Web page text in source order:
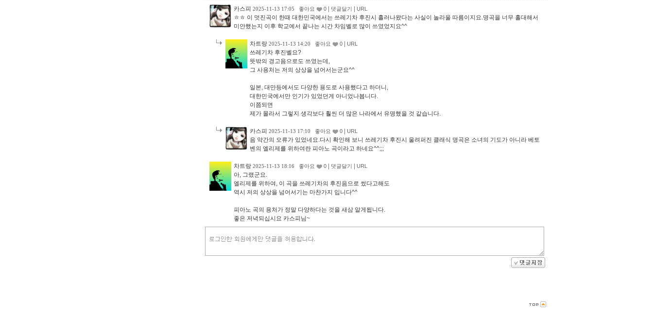
카스피 2025-11-13 17:05 좋아요 0 댓글달기 URL
ㅎㅎ 이 멋진곡이 한때 대한민국에서는 쓰레기차 후진시 흘러나왔다는 사실이 놀라울 따름이지요.명곡을 너무 홀대해서
미안했는지 이후 학교에서 끝나는 시간 차임벨로 많이 쓰였었지요^^
차트랑 2025-11-13 14:20 좋아요 0 URL
쓰레기차 후진벨요?
뜻밖의 경고음으로도 쓰였는데,
그 사용처는 저의 상상을 넘어서는군요^^
일본, 대만등에서도 다양한 용도로 사용했다고 하더니,
대한민국에서만 인기가 있었던게 아니었나봅니다.
이쯤되면
제가 몰라서 그렇지 생각보다 훨씬 더 많은 나라에서 유명했을 것 같습니다.
카스피 2025-11-13 17:10 좋아요 0 URL
음 약간의 오류가 있었네요.다시 확인해 보니 쓰레기차 후진시 울려퍼진 클래식 명곡은 소녀의 기도가 아니라 베토
벤의 엘리제를 위하여란 피아노 곡이라고 하네요^^;;;
차트랑 2025-11-13 18:16 좋아요 0 댓글달기 URL
아, 그랬군요.
엘리제를 위하여, 이 곡을 쓰레기차의 후진음으로 썼다고해도
역시 저의 상상을 넘어서기는 마찬가지 입니다^^
피아노 곡의 용처가 정말 다양하다는 것을 새삼 알게됩니다.
좋은 저녁되십시요 카스피님~